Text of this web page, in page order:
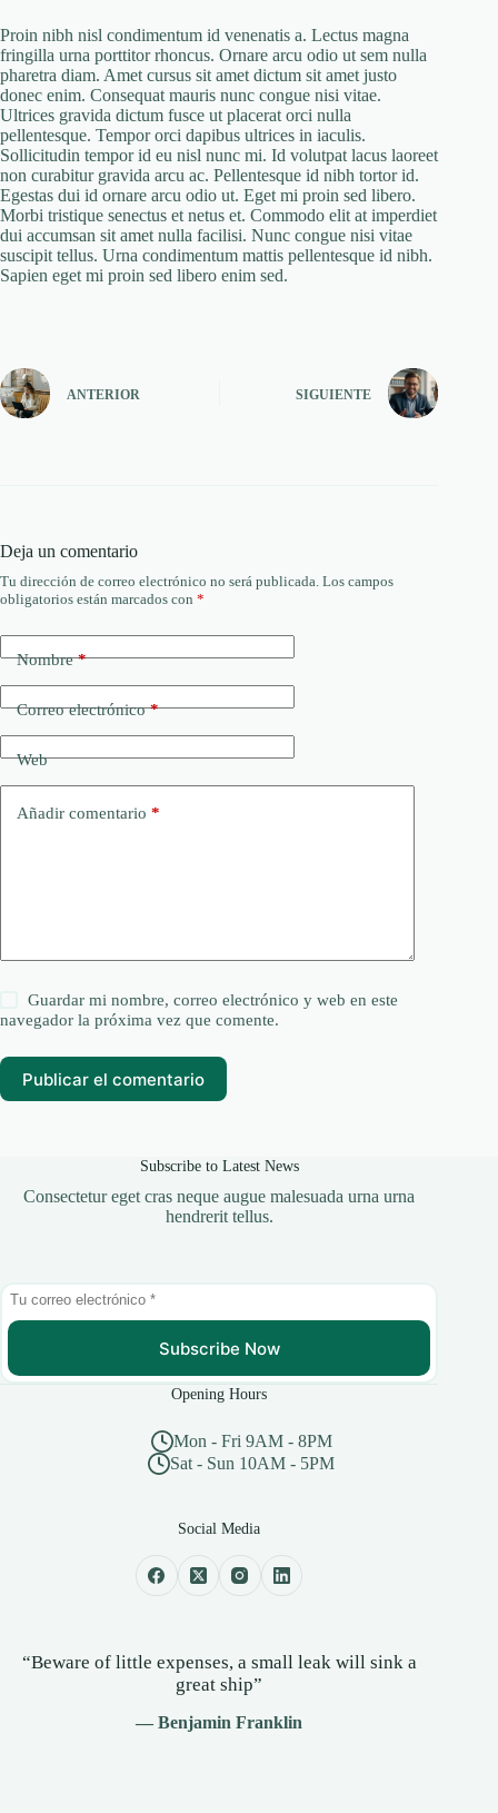
Proin nibh nisl condimentum id venenatis a. Lectus magna
fringilla urna porttitor rhoncus. Ornare arcu odio ut sem nulla
pharetra diam. Amet cursus sit amet dictum sit amet justo
donec enim. Consequat mauris nunc congue nisi vitae.
Ultrices gravida dictum fusce ut placerat orci nulla
pellentesque. Tempor orci dapibus ultrices in iaculis.
Sollicitudin tempor id eu nisl nunc mi. Id volutpat lacus laoreet
non curabitur gravida arcu ac. Pellentesque id nibh tortor id.
Egestas dui id ornare arcu odio ut. Eget mi proin sed libero.
Morbi tristique senectus et netus et. Commodo elit at imperdiet
dui accumsan sit amet nulla facilisi. Nunc congue nisi vitae
suscipit tellus. Urna condimentum mattis pellentesque id nibh.
Sapien eget mi proin sed libero enim sed.
ANTERIOR SIGUIENTE
Deja un comentario
Tu dirección de correo electrónico no será publicada. Los campos
obligatorios están marcados con *
Nombre*
Correo electrónico*
Web
Añadir comentario *
Guardar mi nombre, correo electrónico y web en este
navegador la próxima vez que comente.
Publicar el comentario
Subscribe to Latest News
Consectetur eget cras neque augue malesuada urna urna
hendrerit tellus.
Subscribe Now
Opening Hours
Mon - Fri 9AM - 8PM
Sat - Sun 10AM - 5PM
Social Media
“Beware of little expenses, a small leak will sink a
great ship”
— Benjamin Franklin